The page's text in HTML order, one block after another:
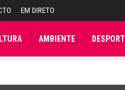
EM DIRETO
AMBIENTE